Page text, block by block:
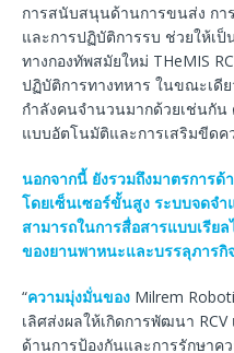
การสนับสนุนด้านการขนส่ง กา
และการปฏิบัติการรบ ช่วยให้เ
ทางกองทัพสมัยใหม่ THeMIS
ปฏิบัติการทางทหาร ในขณะเดี
กำลังคนจำนวนมากด้วยเช่นกัน
แบบอัตโนมัติและการเสริมขีดค
นอกจากนี้ ยังรวมถึงมาตรการ
โดยเซ็นเซอร์ขั้นสูง ระบบจดจ
สามารถในการสื่อสารแบบเรีย
ของยานพาหนะและบรรลุภารกิ
“ความมุ่งมั่นของ Milrem
เลิศส่งผลให้เกิดการพัฒนา
ด้านการป้องกันและการรักษาค